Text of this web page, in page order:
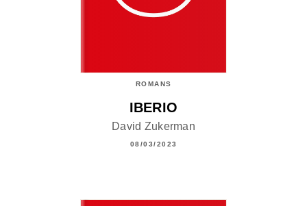
ROMANS
IBERIO
David Zukerman
08/03/2023